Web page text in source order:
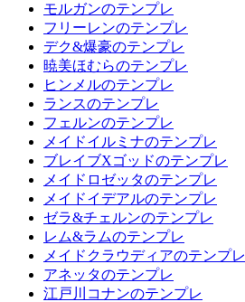
モルガンのテンプレ
フリーレンのテンプレ
デク&爆豪のテンプレ
暁美ほむらのテンプレ
ヒンメルのテンプレ
ランスのテンプレ
フェルンのテンプレ
メイドイルミナのテンプレ
ブレイブXゴッドのテンプレ
メイドロゼッタのテンプレ
メイドイデアルのテンプレ
ゼラ&チェルンのテンプレ
レム&ラムのテンプレ
メイドクラウディアのテンプレ
アネッタのテンプレ
江戸川コナンのテンプレ